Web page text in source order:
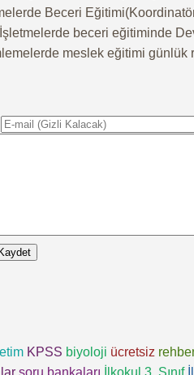
Beceri
beceri eğitiminde
meslek eğitimi günlük
KPSS biyoloji ücretsiz
soru bankaları İlkokul 3. Sınıf